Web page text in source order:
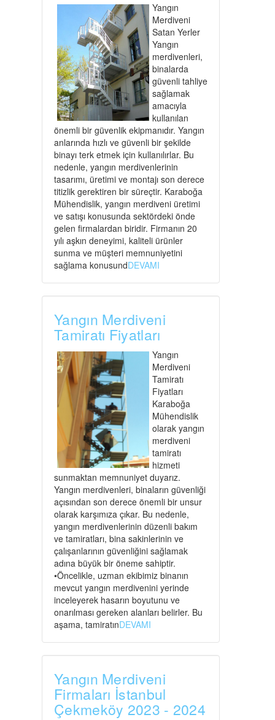
Yangın
Merdiveni
Satan Yerler
Yangın
merdivenleri,
binalarda
güvenli tahliye
sağlamak
amacıyla
kullanılan
önemli bir güvenlik ekipmanıdır. Yangın
anlarında hızlı ve güvenli bir şekilde
binayı terk etmek için kullanılırlar. Bu
nedenle, yangın merdivenlerinin
tasarımı, üretimi ve montajı son derece
titizlik gerektiren bir süreçtir. Karaboğa
Mühendislik, yangın merdiveni üretimi
ve satışı konusunda sektördeki önde
gelen firmalardan biridir. Firmanın 20
yılı aşkın deneyimi, kaliteli ürünler
sunma ve müşteri memnuniyetini
sağlama konusundDEVAMI
Yangın Merdiveni
Tamiratı Fiyatları
Yangın
Merdiveni
Tamiratı
Fiyatları
Karaboğa
Mühendislik
olarak yangın
merdiveni
tamiratı
hizmeti
sunmaktan memnuniyet duyarız.
Yangın merdivenleri, binaların güvenliği
açısından son derece önemli bir unsur
olarak karşımıza çıkar. Bu nedenle,
yangın merdivenlerinin düzenli bakım
ve tamiratları, bina sakinlerinin ve
çalışanlarının güvenliğini sağlamak
adına büyük bir öneme sahiptir.
•Öncelikle, uzman ekibimiz binanın
mevcut yangın merdivenini yerinde
inceleyerek hasarın boyutunu ve
onarılması gereken alanları belirler. Bu
aşama, tamiratınDEVAMI
Yangın Merdiveni
Firmaları İstanbul
Çekmeköy 2023 - 2024